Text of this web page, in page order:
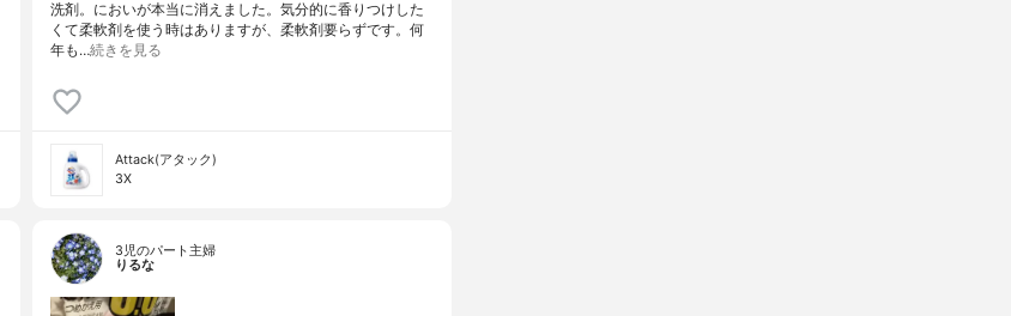
洗剤。においが本当に消えました。気分的に香りつけした
くて柔軟剤を使う時はありますが、柔軟剤要らずです。何
年も…続きを見る
Attack(アタック)
3X
3児のパート主婦
りるな